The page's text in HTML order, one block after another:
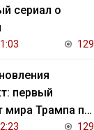
сериал о
129
первый
мира Трампа по
129